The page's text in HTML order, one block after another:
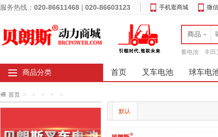
服务热线： 020-86611468 | 020-86603123 手机逛商城 微
商品
蓄电池 丰田
商品分类 首页 叉车电池 球车电
首页 > > > > >
默认